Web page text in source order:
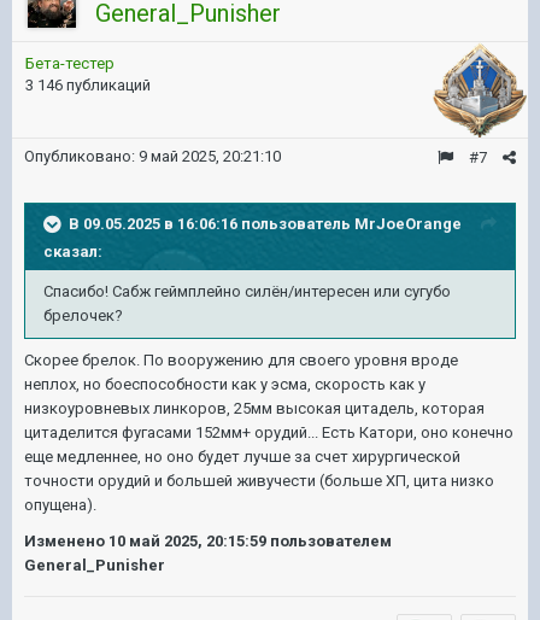
General_Punisher
Бета-тестер
3 146 публикаций
#7
Опубликовано: 9 май 2025, 20:21:10
В 09.05.2025 в 16:06:16 пользователь MrJoeOrange
сказал:
Спасибо! Сабж геймплейно силён/интересен или сугубо
брелочек?
Скорее брелок. По вооружению для своего уровня вроде
неплох, но боеспособности как у эсма, скорость как у
низкоуровневых линкоров, 25мм высокая цитадель, которая
цитаделится фугасами 152мм+ орудий... Есть Катори, оно конечно
еще медленнее, но оно будет лучше за счет хирургической
точности орудий и большей живучести (больше ХП, цита низко
опущена).
Изменено 10 май 2025, 20:15:59 пользователем
General_Punisher